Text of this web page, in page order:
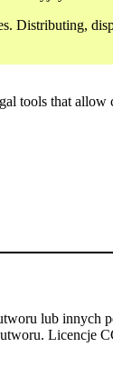
Distributing,
tools that
lub innych
Licencje